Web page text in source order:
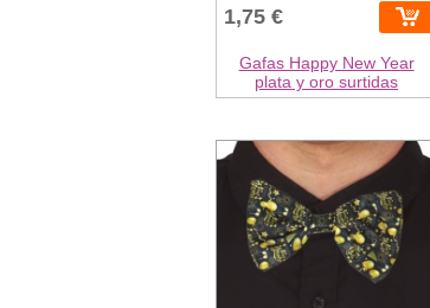
1,75 €
Gafas Happy New Year
plata y oro surtidas